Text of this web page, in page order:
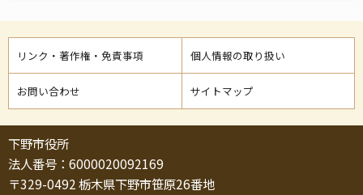
リンク・著作権・免責事項 個人情報の取り扱い
お問い合わせ サイトマップ
下野市役所
法人番号：6000020092169
〒329-0492 栃木県下野市笹原26番地